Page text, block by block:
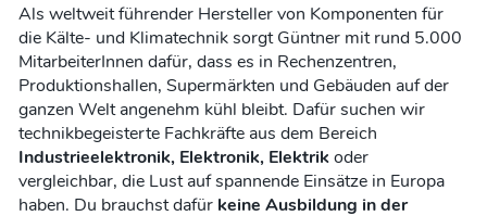
Als weltweit führender Hersteller von Komponenten für
die Kälte- und Klimatechnik sorgt Güntner mit rund 5.000
MitarbeiterInnen dafür, dass es in Rechenzentren,
Produktionshallen, Supermärkten und Gebäuden auf der
ganzen Welt angenehm kühl bleibt. Dafür suchen wir
technikbegeisterte Fachkräfte aus dem Bereich
Industrieelektronik, Elektronik, Elektrikoder
vergleichbar, die Lust auf spannende Einsätze in Europa
haben. Du brauchst dafür keine Ausbildung in der